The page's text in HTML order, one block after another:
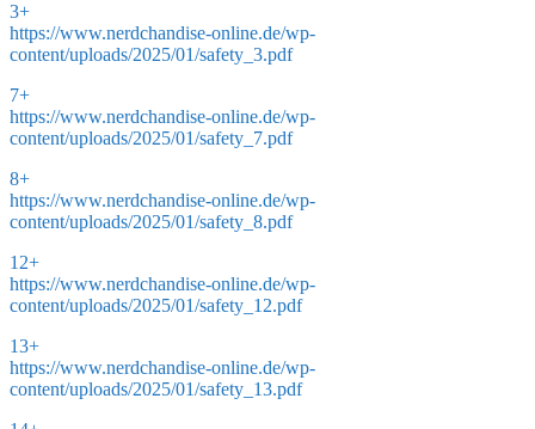
3+
https://www.nerdchandise-online.de/wp-
content/uploads/2025/01/safety_3.pdf
7+
https://www.nerdchandise-online.de/wp-
content/uploads/2025/01/safety_7.pdf
8+
https://www.nerdchandise-online.de/wp-
content/uploads/2025/01/safety_8.pdf
12+
https://www.nerdchandise-online.de/wp-
content/uploads/2025/01/safety_12.pdf
13+
https://www.nerdchandise-online.de/wp-
content/uploads/2025/01/safety_13.pdf